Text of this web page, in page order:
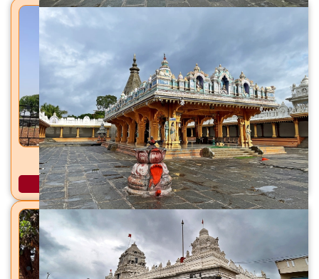
जर्सेश्वर महादेव मंदिर सांगरूण, ता. हवेली, जि. पुणे
अधिक माहिती